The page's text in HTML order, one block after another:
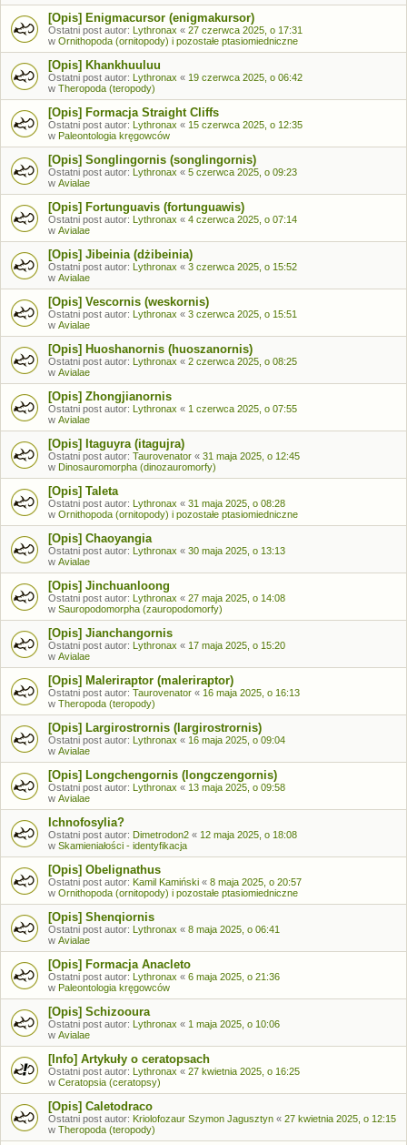
[Opis] Enigmacursor (enigmakursor)
Ostatni post autor: Lythronax « 27 czerwca 2025, o 17:31
w Ornithopoda (ornitopody) i pozostałe ptasiomiedniczne
[Opis] Khankhuuluu
Ostatni post autor: Lythronax « 19 czerwca 2025, o 06:42
w Theropoda (teropody)
[Opis] Formacja Straight Cliffs
Ostatni post autor: Lythronax « 15 czerwca 2025, o 12:35
w Paleontologia kręgowców
[Opis] Songlingornis (songlingornis)
Ostatni post autor: Lythronax « 5 czerwca 2025, o 09:23
w Avialae
[Opis] Fortunguavis (fortunguawis)
Ostatni post autor: Lythronax « 4 czerwca 2025, o 07:14
w Avialae
[Opis] Jibeinia (dżibeinia)
Ostatni post autor: Lythronax « 3 czerwca 2025, o 15:52
w Avialae
[Opis] Vescornis (weskornis)
Ostatni post autor: Lythronax « 3 czerwca 2025, o 15:51
w Avialae
[Opis] Huoshanornis (huoszanornis)
Ostatni post autor: Lythronax « 2 czerwca 2025, o 08:25
w Avialae
[Opis] Zhongjianornis
Ostatni post autor: Lythronax « 1 czerwca 2025, o 07:55
w Avialae
[Opis] Itaguyra (itagujra)
Ostatni post autor: Taurovenator « 31 maja 2025, o 12:45
w Dinosauromorpha (dinozauromorfy)
[Opis] Taleta
Ostatni post autor: Lythronax « 31 maja 2025, o 08:28
w Ornithopoda (ornitopody) i pozostałe ptasiomiedniczne
[Opis] Chaoyangia
Ostatni post autor: Lythronax « 30 maja 2025, o 13:13
w Avialae
[Opis] Jinchuanloong
Ostatni post autor: Lythronax « 27 maja 2025, o 14:08
w Sauropodomorpha (zauropodomorfy)
[Opis] Jianchangornis
Ostatni post autor: Lythronax « 17 maja 2025, o 15:20
w Avialae
[Opis] Maleriraptor (maleriraptor)
Ostatni post autor: Taurovenator « 16 maja 2025, o 16:13
w Theropoda (teropody)
[Opis] Largirostrornis (largirostrornis)
Ostatni post autor: Lythronax « 16 maja 2025, o 09:04
w Avialae
[Opis] Longchengornis (longczengornis)
Ostatni post autor: Lythronax « 13 maja 2025, o 09:58
w Avialae
Ichnofosylia?
Ostatni post autor: Dimetrodon2 « 12 maja 2025, o 18:08
w Skamieniałości - identyfikacja
[Opis] Obelignathus
Ostatni post autor: Kamil Kamiński « 8 maja 2025, o 20:57
w Ornithopoda (ornitopody) i pozostałe ptasiomiedniczne
[Opis] Shenqiornis
Ostatni post autor: Lythronax « 8 maja 2025, o 06:41
w Avialae
[Opis] Formacja Anacleto
Ostatni post autor: Lythronax « 6 maja 2025, o 21:36
w Paleontologia kręgowców
[Opis] Schizooura
Ostatni post autor: Lythronax « 1 maja 2025, o 10:06
w Avialae
[Info] Artykuły o ceratopsach
Ostatni post autor: Lythronax « 27 kwietnia 2025, o 16:25
w Ceratopsia (ceratopsy)
[Opis] Caletodraco
Ostatni post autor: Kriolofozaur Szymon Jagusztyn « 27 kwietnia 2025, o 12:15
w Theropoda (teropody)